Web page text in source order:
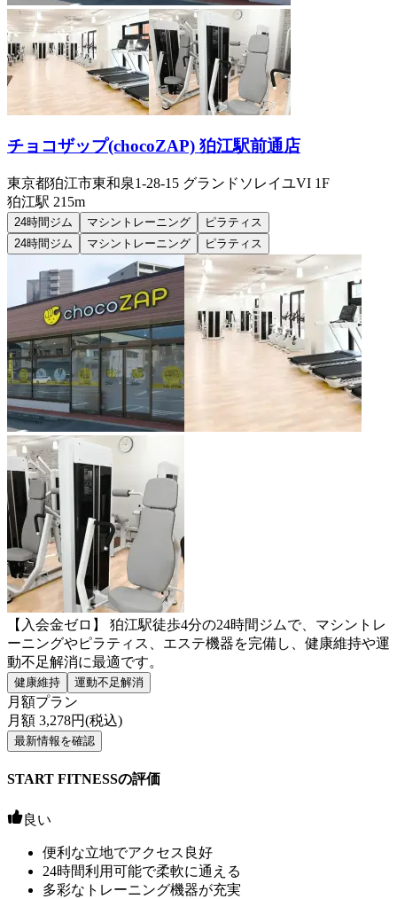
チョコザップ(chocoZAP) 狛江駅前通店
東京都狛江市東和泉1-28-15 グランドソレイユVI 1F
狛江駅 215m
24時間ジム マシントレーニング
ピラティス
24時間ジム
マシントレーニング ピラティス
【入会金ゼロ】 狛江駅徒歩4分の24時間ジムで、マシントレ
ーニングやピラティス、エステ機器を完備し、健康維持や運
動不足解消に最適です。
健康維持 運動不足解消
月額プラン
月額 3,278円(税込)
最新情報を確認
START FITNESSの評価
良い
便利な立地でアクセス良好
24時間利用可能で柔軟に通える
多彩なトレーニング機器が充実